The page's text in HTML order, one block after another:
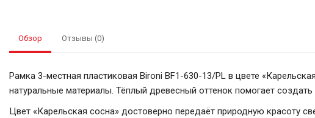
Обзор Отзывы (0)
Рамка 3-местная пластиковая Bironi BF1-630-13/PL в цвете
натуральные материалы. Тёплый древесный оттенок помогает
Цвет «Карельская сосна» достоверно передаёт природную красоту